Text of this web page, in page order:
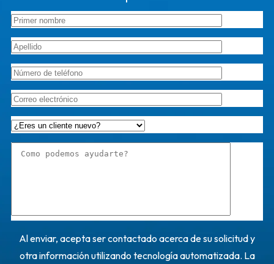
Al enviar, acepta ser contactado acerca de su solicitud y
otra información utilizando tecnología automatizada. La